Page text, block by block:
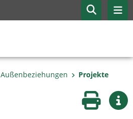
Außenbeziehungen Projekte
Seite